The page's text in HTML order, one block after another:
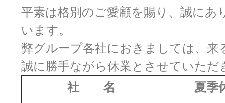
平素は格別のご愛顧を賜り、誠にあ
います。
弊グループ各社におきましては、来
誠に勝手ながら休業とさせていただ
社 名
夏季